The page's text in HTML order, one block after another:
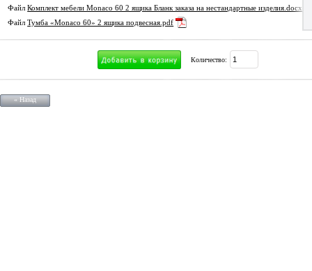
ФайлКомплект мебели Monaco 60 2 ящика Бланк заказа на нестандартные изделия.docx
ФайлТумба «Monaco 60» 2 ящика подвесная.pdf
Количество:
« Назад